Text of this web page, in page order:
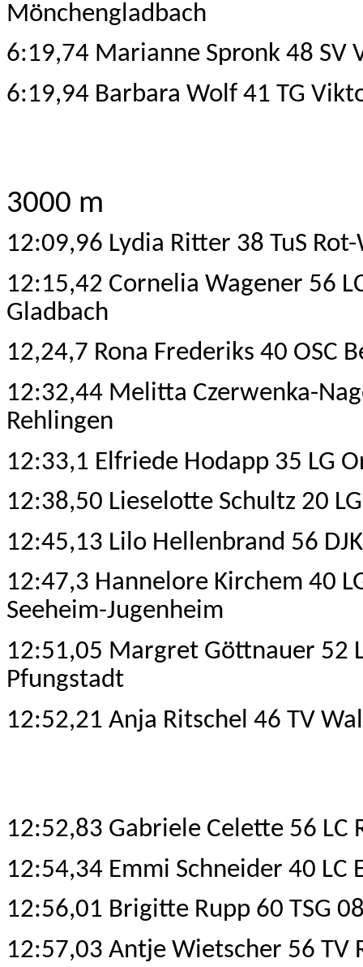
Mönchengladbach
6:19,74 Marianne Spronk 48
6:19,94 Barbara Wolf 41 TG
3000 m
12:09,96 Lydia Ritter 38 TuS
12:15,42 Cornelia Wagener 56
Gladbach
12,24,7 Rona Frederiks 40 OSC
12:32,44 Melitta Czerwenka-
Rehlingen
12:33,1 Elfriede Hodapp 35 LG
12:38,50 Lieselotte Schultz 20
12:45,13 Lilo Hellenbrand 56
12:47,3 Hannelore Kirchem 40
Seeheim-Jugenheim
12:51,05 Margret Göttnauer 52
Pfungstadt
12:52,21 Anja Ritschel 46 TV
12:52,83 Gabriele Celette 56 LC
12:54,34 Emmi Schneider 40 LC
12:56,01 Brigitte Rupp 60 TSG
12:57,03 Antje Wietscher 56 TV